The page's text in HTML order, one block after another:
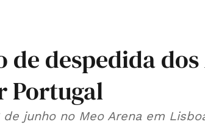
de despedida
Portugal
junho no Meo Arena em